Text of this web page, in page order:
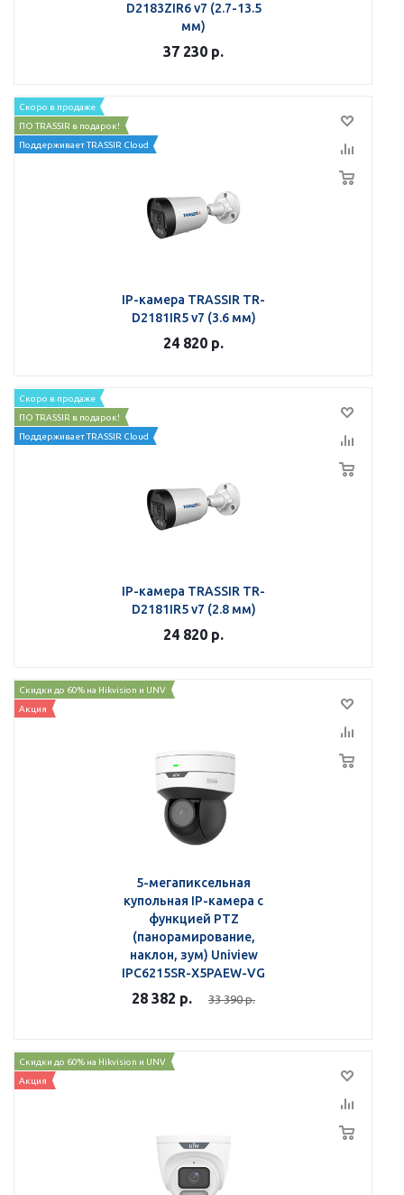
D2183ZIR6 v7 (2.7-13.5
мм)
37 230 р.
Скоро в продаже
ПО TRASSIR в подарок!
Поддерживает TRASSIR Cloud
IP-камера TRASSIR TR-
D2181IR5 v7 (3.6 мм)
24 820 р.
Скоро в продаже
ПО TRASSIR в подарок!
Поддерживает TRASSIR Cloud
IP-камера TRASSIR TR-
D2181IR5 v7 (2.8 мм)
24 820 р.
Скидки до 60% на Hikvision и UNV
Акция
5-мегапиксельная
купольная IP-камера с
функцией PTZ
(панорамирование,
наклон, зум) Uniview
IPC6215SR-X5PAEW-VG
28 382 р. 33 390р.
Скидки до 60% на Hikvision и UNV
Акция